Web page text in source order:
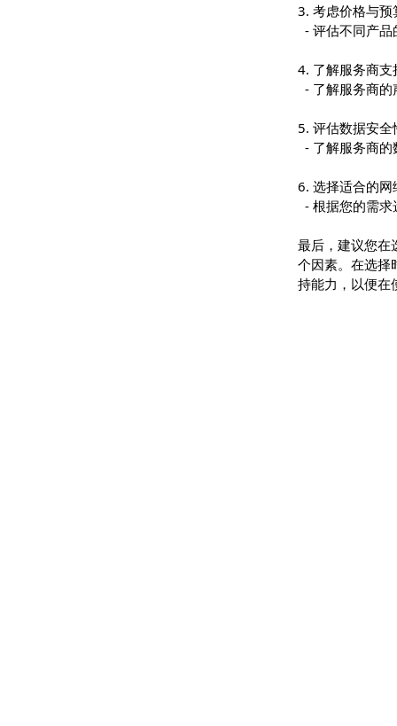
- 了解市场
- 根据您的
- 评估不同
4. 了解服务
- 了解服务
5. 评估数据
- 了解服务